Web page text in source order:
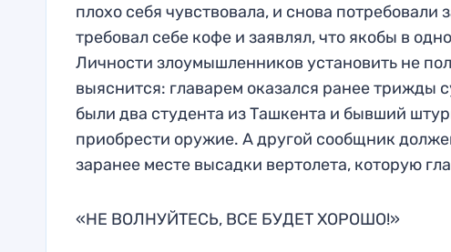
плохо себя чувствовала, и снова
требовал себе кофе и заявлял, что якобы в
Личности злоумышленников установить не
выяснится: главарем оказался ранее трижды
были два студента из Ташкента и бывший
приобрести оружие. А другой сообщник
заранее месте высадки вертолета, которую
«НЕ ВОЛНУЙТЕСЬ, ВСЕ БУДЕТ ХОРОШО!»